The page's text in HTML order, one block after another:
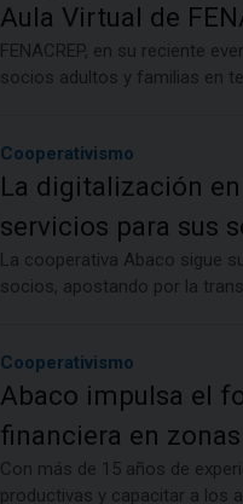
Aula Virtual de
FENACREP, en su reciente
socios adultos y familias en
Cooperativismo
La digitalización
servicios para sus
La cooperativa Abaco sigue
socios, apostando por la
Cooperativismo
Abaco impulsa el
financiera en
Con más de 15 años de
productivas y capacitar a los